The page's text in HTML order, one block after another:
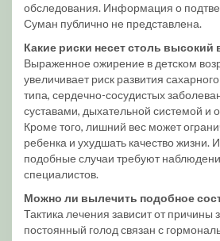
обследования. Информация о
Суман публично не представлена.
Какие риски несет столь высокий
Выраженное ожирение в детском
увеличивает риск развития
типа, сердечно-сосудистых
суставами, дыхательной системой и
Кроме того, лишний вес может
ребенка и ухудшать качество жизни.
подобные случаи требуют
специалистов.
Можно ли вылечить подобное
Тактика лечения зависит от причины
постоянный голод связан с